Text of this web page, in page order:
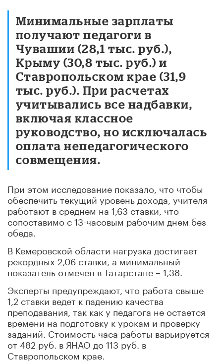
Минимальные зарплаты
получают педагоги в
Чувашии (28,1 тыс. руб.),
Крыму (30,8 тыс. руб.) и
Ставропольском крае (31,9
тыс. руб.). При расчетах
учитывались все надбавки,
включая классное
руководство, но исключалась
оплата непедагогического
совмещения.
При этом исследование показало, что чтобы
обеспечить текущий уровень дохода, учителя
работают в среднем на 1,63 ставки, что
сопоставимо с 13-часовым рабочим днем без
обеда.
В Кемеровской области нагрузка достигает
рекордных 2,06 ставки, а минимальный
показатель отмечен в Татарстане – 1,38.
Эксперты предупреждают, что работа свыше
1,2 ставки ведет к падению качества
преподавания, так как у педагога не остается
времени на подготовку к урокам и проверку
заданий. Стоимость часа работы варьируется
от 482 руб. в ЯНАО до 113 руб. в
Ставропольском крае.